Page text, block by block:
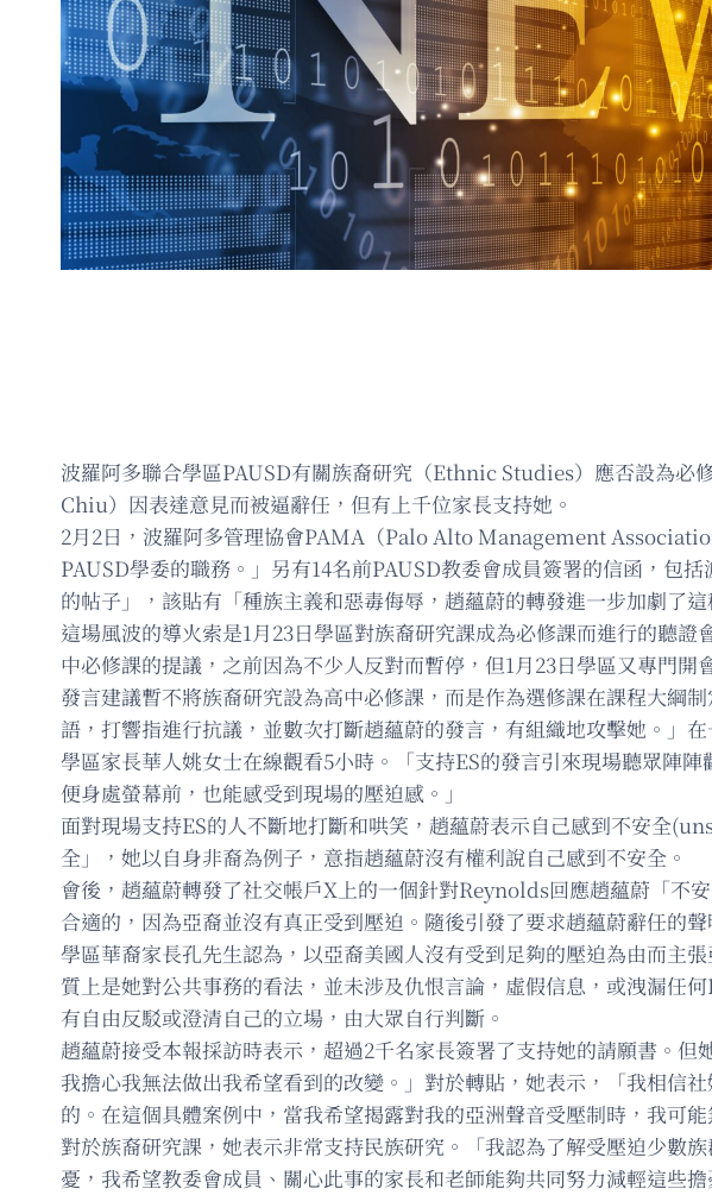
波羅阿多聯合學區PAUSD有關族裔研究（Ethnic Studies）應否設為必
Chiu）因表達意見而被逼辭任，但有上千位家長支持她。
2月2日，波羅阿多管理協會PAMA（Palo Alto Management
PAUSD學委的職務。」另有14名前PAUSD教委會成員簽署的信函，包
的帖子」，該貼有「種族主義和惡毒侮辱，趙蘊蔚的轉發進一步加劇了這
這場風波的導火索是1月23日學區對族裔研究課成為必修課而進行的聽
中必修課的提議，之前因為不少人反對而暫停，但1月23日學區又專門
發言建議暫不將族裔研究設為高中必修課，而是作為選修課在課程大綱
語，打響指進行抗議，並數次打斷趙蘊蔚的發言，有組織地攻擊她。」
學區家長華人姚女士在線觀看5小時。「支持ES的發言引來現場聽眾陣
便身處螢幕前，也能感受到現場的壓迫感。」
面對現場支持ES的人不斷地打斷和哄笑，趙蘊蔚表示自己感到不安全
全」，她以自身非裔為例子，意指趙蘊蔚沒有權利說自己感到不安全。
會後，趙蘊蔚轉發了社交帳戶X上的一個針對Reynolds回應趙蘊蔚「不
合適的，因為亞裔並沒有真正受到壓迫。隨後引發了要求趙蘊蔚辭任的聲
學區華裔家長孔先生認為，以亞裔美國人沒有受到足夠的壓迫為由而主
質上是她對公共事務的看法，並未涉及仇恨言論，虛假信息，或洩漏
有自由反駁或澄清自己的立場，由大眾自行判斷。
趙蘊蔚接受本報採訪時表示，超過2千名家長簽署了支持她的請願書。
我擔心我無法做出我希望看到的改變。」對於轉貼，她表示，「我相信
的。在這個具體案例中，當我希望揭露對我的亞洲聲音受壓制時，我可
對於族裔研究課，她表示非常支持民族研究。「我認為了解受壓迫少數
憂，我希望教委會成員、關心此事的家長和老師能夠共同努力減輕這些